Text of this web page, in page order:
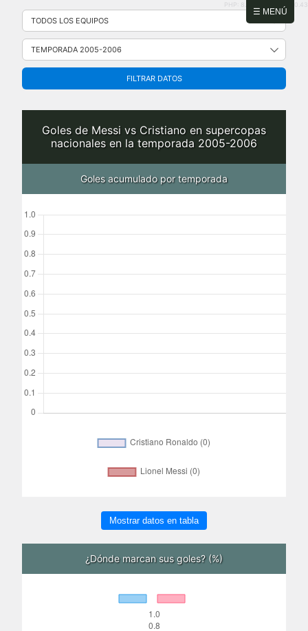
☰ MENÚ
Saltar
contenido
PHP: 8.2.31 | MySQL: 8.0.43
FILTRAR DATOS
Goles de Messi vs Cristiano en supercopas
nacionales en la temporada 2005-2006
Goles acumulado por temporada
Mostrar datos en tabla
¿Dónde marcan sus goles? (%)